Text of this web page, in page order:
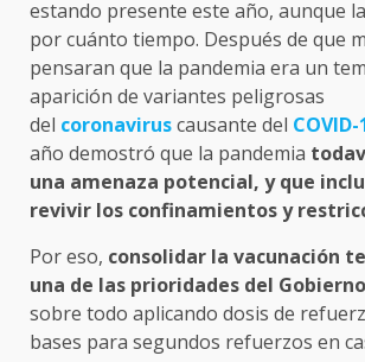
estando presente este año, aunque
por cuánto tiempo. Después de que
pensaran que la pandemia era un
aparición de variantes peligrosas
del coronaviruscausante del COVID-
año demostró que la pandemia
una amenaza potencial, y que
revivir los confinamientos y
Por eso, consolidar la vacunación
una de las prioridades del
sobre todo aplicando dosis de
bases para segundos refuerzos en